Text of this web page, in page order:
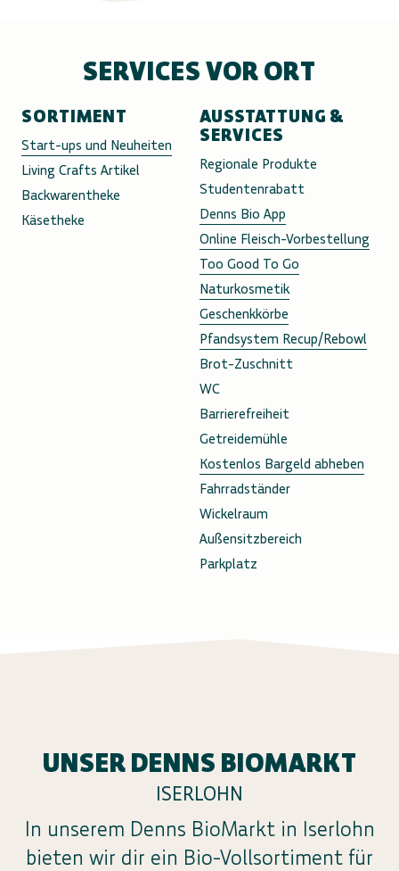
SERVICES VOR ORT
SORTIMENT
Start-ups und Neuheiten
Living Crafts Artikel
Backwarentheke
Käsetheke
AUSSTATTUNG &
SERVICES
Regionale Produkte
Studentenrabatt
Denns Bio App
Online Fleisch-Vorbestellung
Too Good To Go
Naturkosmetik
Geschenkkörbe
Pfandsystem Recup/Rebowl
Brot-Zuschnitt
WC
Barrierefreiheit
Getreidemühle
Kostenlos Bargeld abheben
Fahrradständer
Wickelraum
Außensitzbereich
Parkplatz
UNSER DENNS BIOMARKT
ISERLOHN
In unserem Denns BioMarkt in Iserlohn
bieten wir dir ein Bio-Vollsortiment für